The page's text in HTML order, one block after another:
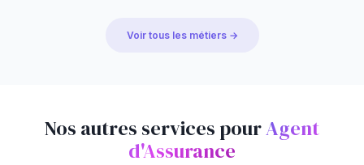
Voir tous les métiers →
Nos autres services pourAgent
d'Assurance